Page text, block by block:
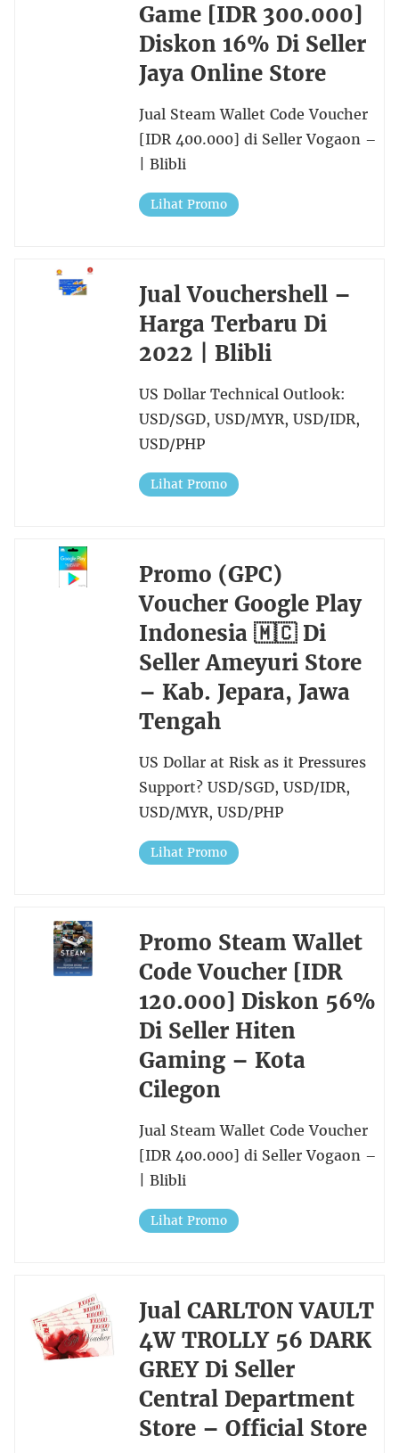
Game [IDR 300.000]
Diskon 16% Di Seller
Jaya Online Store
Jual Steam Wallet Code Voucher
[IDR 400.000] di Seller Vogaon –
| Blibli
Lihat Promo
Jual Vouchershell –
Harga Terbaru Di
2022 | Blibli
US Dollar Technical Outlook:
USD/SGD, USD/MYR, USD/IDR,
USD/PHP
Lihat Promo
Promo (GPC)
Voucher Google Play
Indonesia 🇲🇨 Di
Seller Ameyuri Store
– Kab. Jepara, Jawa
Tengah
US Dollar at Risk as it Pressures
Support? USD/SGD, USD/IDR,
USD/MYR, USD/PHP
Lihat Promo
Promo Steam Wallet
Code Voucher [IDR
120.000] Diskon 56%
Di Seller Hiten
Gaming – Kota
Cilegon
Jual Steam Wallet Code Voucher
[IDR 400.000] di Seller Vogaon –
| Blibli
Lihat Promo
Jual CARLTON VAULT
4W TROLLY 56 DARK
GREY Di Seller
Central Department
Store – Official Store